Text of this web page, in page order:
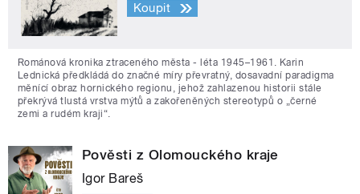
Koupit
Románová kronika ztraceného města - léta 1945–1961. Karin
Lednická předkládá do značné míry převratný, dosavadní paradigma
měnící obraz hornického regionu, jehož zahlazenou historii stále
překrývá tlustá vrstva mýtů a zakořeněných stereotypů o „černé
zemi a rudém kraji“.
Pověsti z Olomouckého kraje
Igor Bareš